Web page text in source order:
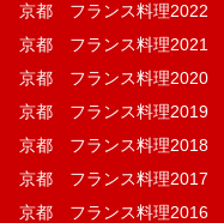
京都 フランス料理2022
京都 フランス料理2021
京都 フランス料理2020
京都 フランス料理2019
京都 フランス料理2018
京都 フランス料理2017
京都 フランス料理2016